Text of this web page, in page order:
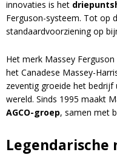
innovaties is het
Ferguson-systeem. Tot op
standaardvoorziening op
Het merk Massey
het Canadese Massey-
zeventig groeide het
wereld. Sinds 1995 maakt
AGCO-groep, samen met
Legendarische